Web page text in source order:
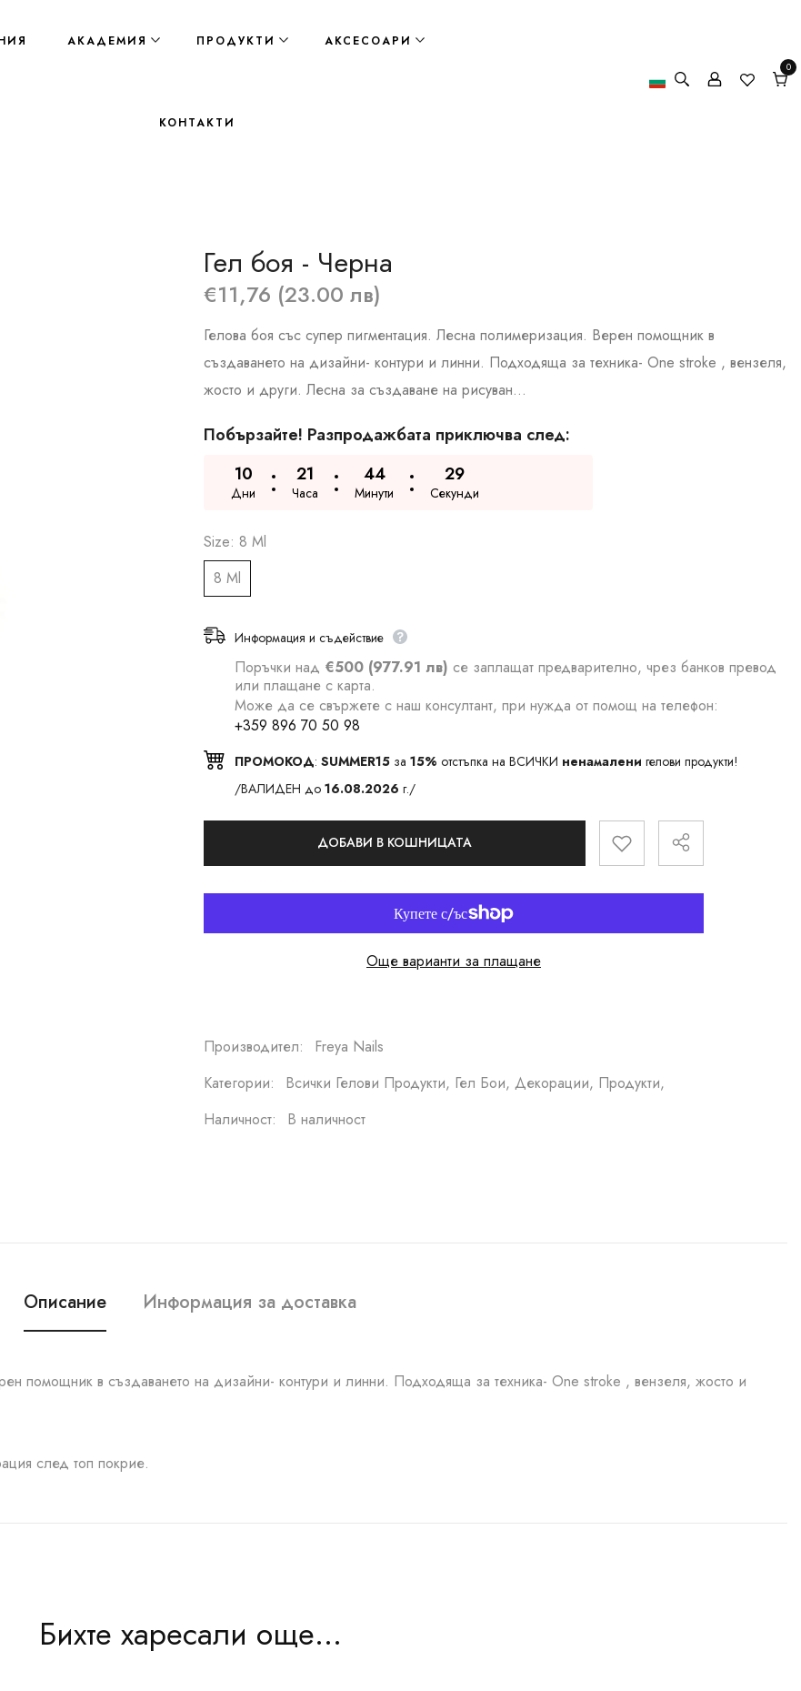
АКАДЕМИЯ ПРОДУКТИ АКСЕСОАРИ
КОНТАКТИ
0
0
Гел боя - Черна
€11,76 (23.00 лв)
Гелова боя със супер пигментация. Лесна полимеризация. Верен помощник в
създаването на дизайни- контури и линни. Подходяща за техника- One stroke , вензеля,
жосто и други. Лесна за създаване на рисуван...
Побързайте! Разпродажбата приключва след:
10
Дни
21
Часа
44
Минути
28
Секунди
Size: 8 Ml
8 Ml
Информация и съдействие
Поръчки над €500 (977.91 лв) се заплащат предварително, чрез банков превод
или плащане с карта.
Може да се свържете с наш консултант, при нужда от помощ на телефон:
+359 896 70 50 98
ПРОМОКОД: SUMMER15 за 15% отстъпка на ВСИЧКИ ненамалени гелови продукти!
/ВАЛИДЕН до 16.08.2026 г./
ДОБАВИ В КОШНИЦАТА
Още варианти за плащане
Производител:
Freya Nails
Категории:
Всички Гелови Продукти, Гел Бои, Декорации, Продукти,
Наличност:
В наличност
Описание Информация за доставка
помощник в създаването на дизайни- контури и линни. Подходяща за техника- One stroke , вензеля, жосто и
след топ покрие.
Бихте харесали още...